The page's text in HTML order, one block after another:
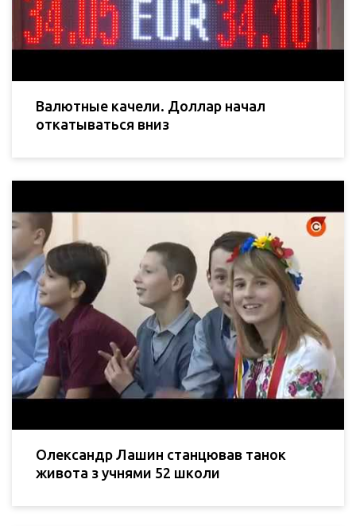
Валютные качели. Доллар начал
откатываться вниз
Олександр Лашин станцював танок
живота з учнями 52 школи